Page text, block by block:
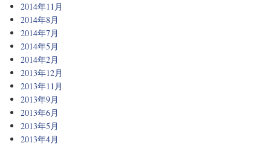
2014年11月
2014年8月
2014年7月
2014年5月
2014年2月
2013年12月
2013年11月
2013年9月
2013年6月
2013年5月
2013年4月